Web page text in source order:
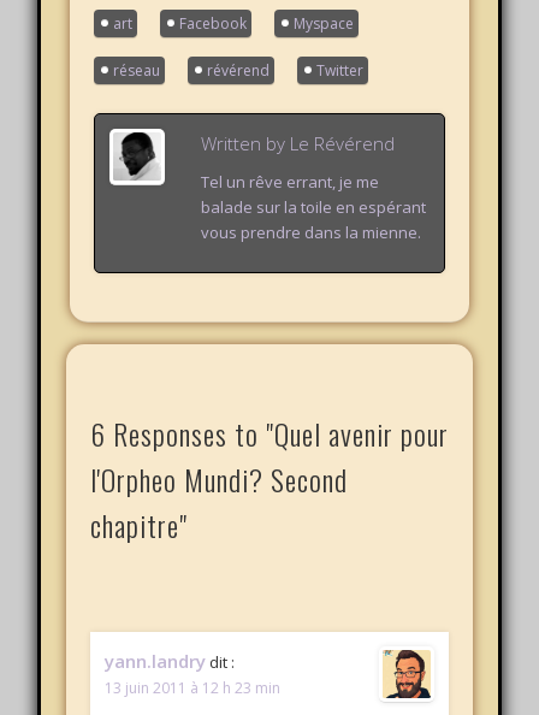
art Facebook Myspace
réseau révérend Twitter
Written by Le Révérend
Tel un rêve errant, je me
balade sur la toile en espérant
vous prendre dans la mienne.
6 Responses to "Quel avenir pour
l'Orpheo Mundi? Second
chapitre"
yann.landry dit :
13 juin 2011 à 12 h 23 min